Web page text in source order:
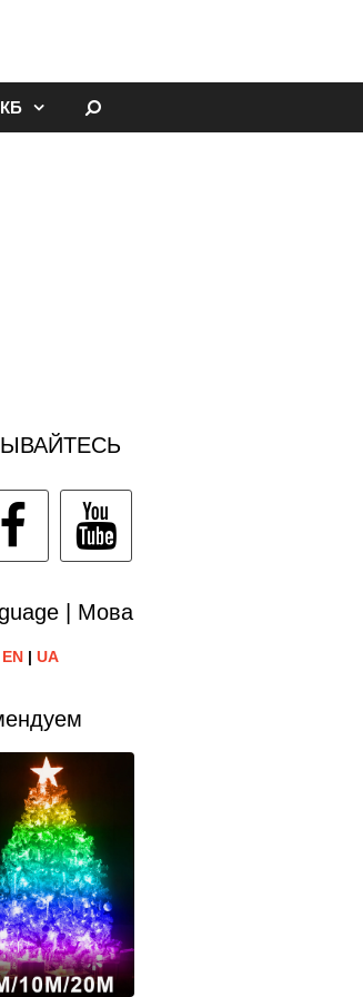
| Мова
EN| UA